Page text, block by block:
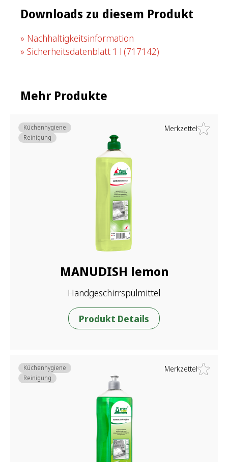
Downloads zu diesem Produkt
Nachhaltigkeitsinformation
Sicherheitsdatenblatt 1 l (717142)
Mehr Produkte
Merkzettel
MANUDISH lemon
Handgeschirrspülmittel
Küchenhygiene
Reinigung
Produkt Details
Merkzettel
Küchenhygiene
Reinigung